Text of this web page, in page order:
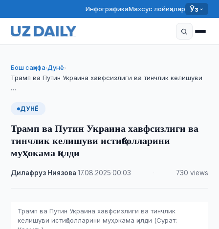
ИнфографикаМахсус лойиҳалар Ўз
Бош саҳифа›Дунё›
Трамп ва Путин Украина хавфсизлиги ва тинчлик келишуви
…
ДУНЁ
Трамп ва Путин Украина хавфсизлиги ва
тинчлик келишуви истиқболларини
муҳокама қилди
Дилафруз Ниязова ·17.08.2025 ·00:03 730 views
Трамп ва Путин Украина хавфсизлиги ва тинчлик
келишуви истиқболларини муҳокама қилди (Сурат: